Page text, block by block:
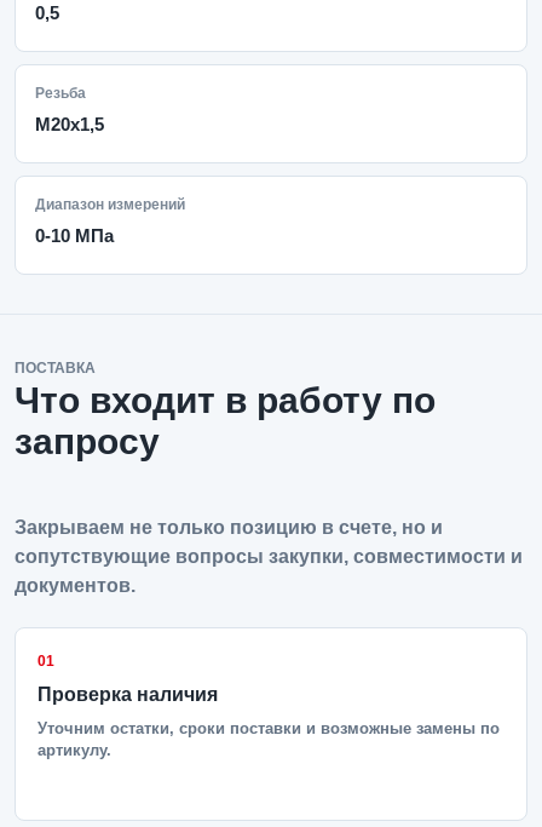
0,5
Резьба
M20x1,5
Диапазон измерений
0-10 МПа
ПОСТАВКА
Что входит в работу по
запросу
Закрываем не только позицию в счете, но и
сопутствующие вопросы закупки, совместимости и
документов.
01
Проверка наличия
Уточним остатки, сроки поставки и возможные замены по
артикулу.